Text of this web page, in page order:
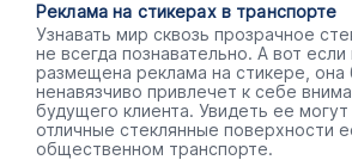
Реклама на стикерах в транспорте
Узнавать мир сквозь прозрачное
не всегда познавательно. А вот если
размещена реклама на стикере, она
ненавязчиво привлечет к себе
будущего клиента. Увидеть ее
отличные стеклянные поверхности
общественном транспорте.